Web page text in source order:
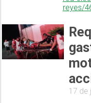
reyes/
17 de